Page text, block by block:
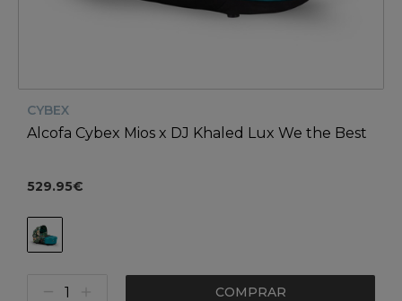
CYBEX
Alcofa Cybex Mios x DJ Khaled Lux We the Best
529.95€
COMPRAR